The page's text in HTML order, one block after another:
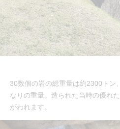
30数個の岩の総重量は約2300トン
なりの重量。造られた当時の優れ
がわれます。